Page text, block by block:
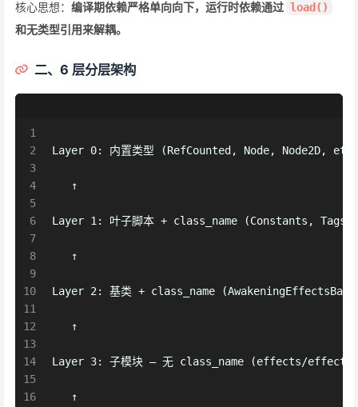
核心思想： 编译期依赖严格单向向下，运行时依赖通过 load()
和无类型引用来解耦。
二、6 层分层架构
1
2
3
4
5
6
7
8
9
10
11
12
13
14
15
16
Layer 0: 内置类型 (RefCounted, Node, Node2D,
↑
Layer 1: 叶子脚本 + class_name (Constants,
↑
Layer 2: 基类 + class_name
↑
Layer 3: 子模块 — 无 class_name (effects/
↑